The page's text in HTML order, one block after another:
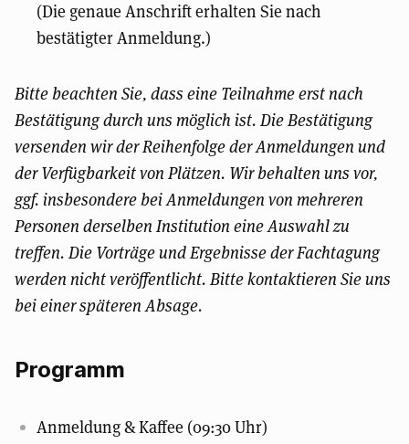
(Die genaue Anschrift erhalten Sie nach
bestätigter Anmeldung.)
Bitte beachten Sie, dass eine Teilnahme erst nach
Bestätigung durch uns möglich ist. Die Bestätigung
versenden wir der Reihenfolge der Anmeldungen und
der Verfügbarkeit von Plätzen. Wir behalten uns vor,
ggf. insbesondere bei Anmeldungen von mehreren
Personen derselben Institution eine Auswahl zu
treffen. Die Vorträge und Ergebnisse der Fachtagung
werden nicht veröffentlicht. Bitte kontaktieren Sie uns
bei einer späteren Absage.
Programm
Anmeldung & Kaffee (09:30 Uhr)